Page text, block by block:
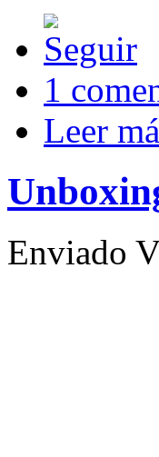
1
Leer
Enviado